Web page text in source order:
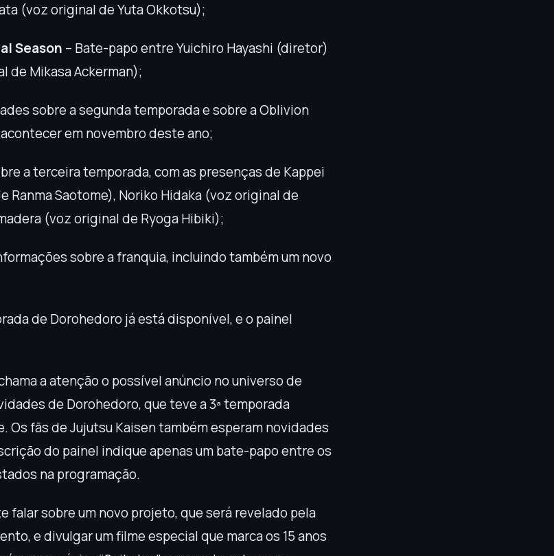
(voz original de Yuta Okkotsu);
Season – Bate-papo entre Yuichiro Hayashi (diretor)
de Mikasa Ackerman);
sobre a segunda temporada e sobre a Oblivion
em novembro deste ano;
a terceira temporada, com as presenças de Kappei
Ranma Saotome), Noriko Hidaka (voz original de
(voz original de Ryoga Hibiki);
sobre a franquia, incluindo também um novo
de Dorohedoro já está disponível, e o painel
a atenção o possível anúncio no universo de
de Dorohedoro, que teve a 3ª temporada
Os fãs de Jujutsu Kaisen também esperam novidades
do painel indique apenas um bate-papo entre os
na programação.
falar sobre um novo projeto, que será revelado pela
e divulgar um filme especial que marca os 15 anos